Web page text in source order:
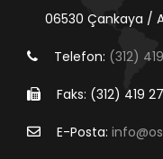
06530 Çankaya /
Telefon: (312)
Faks: (312) 419
E-Posta: